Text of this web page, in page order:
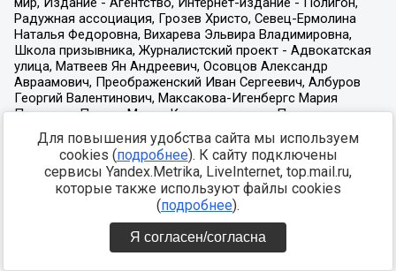
Для повышения удобства сайта мы используем
cookies (подробнее). К сайту подключены
сервисы Yandex.Metrika, LiveInternet, top.mail.ru,
которые также используют файлы cookies
(подробнее).
Я согласен/согласна